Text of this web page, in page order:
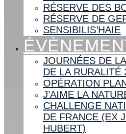
RÉSERVE DES
RÉSERVE DE
SENSIBILIS’HAIE
JOURNÉES DE
DE LA RURALITÉ
OPÉRATION
J’AIME LA
CHALLENGE
DE FRANCE (EX
HUBERT)